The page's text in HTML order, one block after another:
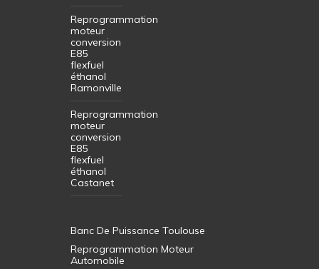
Reprogrammation
moteur
conversion
E85
flexfuel
éthanol
Ramonville
Reprogrammation
moteur
conversion
E85
flexfuel
éthanol
Castanet
Banc De Puissance Toulouse
Reprogrammation Moteur
Automobile